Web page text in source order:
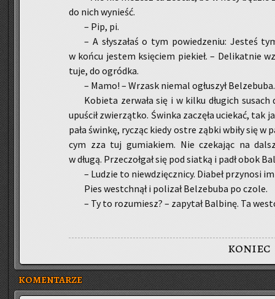
do nich wy­nieść.
– Pip, pi.
– A sły­sza­łaś o tym po­wie­dze­niu: Je­steś
w końcu je­stem księ­ciem pie­kieł. – De­li­kat­nie
tuje, do ogró­dka.
– Mamo! – Wrzask nie­mal ogłu­szył
Ko­bie­ta ze­rwa­ła się i w kilku dłu­gich
upu­ścił zwie­rząt­ko. Świn­ka za­czę­ła ucie­kać, tak
pa­ła świn­kę, ry­cząc kiedy ostre ząbki wbiły się
cym zza tuj gu­mia­kiem. Nie cze­ka­jąc na
w długą. Prze­czoł­gał się pod siat­ką i padł obok
– Lu­dzie to nie­wdzięcz­ni­cy. Dia­beł przy­no­si
Pies wes­tchnął i po­li­zał Bel­ze­bu­ba po czole.
– Ty to ro­zu­miesz? – za­py­tał Bal­bi­nę. Ta
koniec
KOMENTARZE